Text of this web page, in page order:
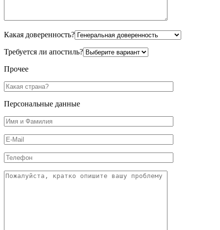
Какая доверенность?
Требуется ли апостиль?
Прочее
Персональные данные